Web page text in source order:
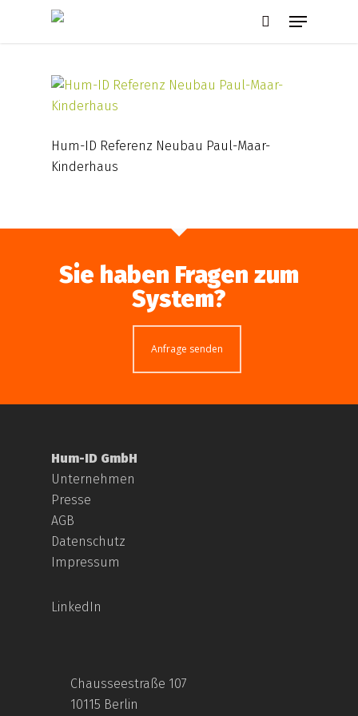
Menu
Hum-ID Referenz Neubau Paul-Maar-
Kinderhaus
Sie haben Fragen zum
System?
Anfrage senden
Hum-ID GmbH
Unternehmen
Presse
AGB
Datenschutz
Impressum
LinkedIn
Chausseestraße 107
10115 Berlin